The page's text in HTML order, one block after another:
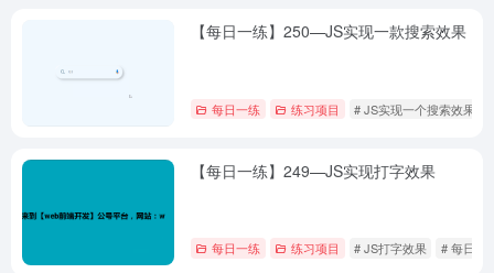
【每日一练】250—JS实现一款搜索效果
每日一练 练习项目 # JS实现一个搜索效果
【每日一练】249—JS实现打字效果
每日一练 练习项目 # JS打字效果 # 每日一